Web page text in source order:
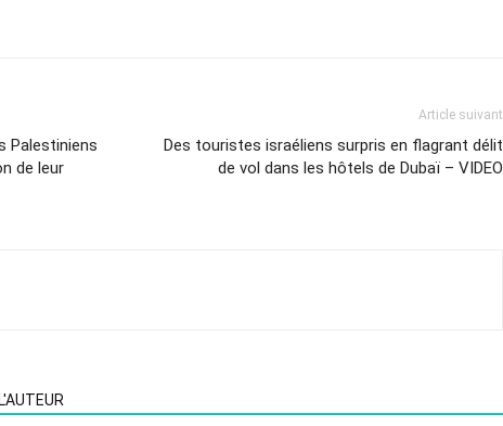
Palestiniens
de leur
Article suivant
Des touristes israéliens surpris en flagrant délit
de vol dans les hôtels de Dubaï – VIDEO